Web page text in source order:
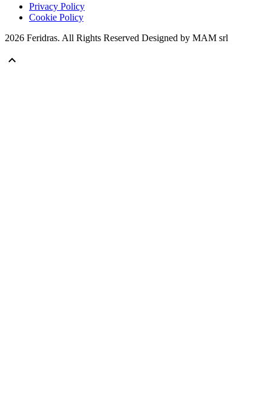
Privacy Policy
Cookie Policy
2026 Feridras. All Rights Reserved Designed by MAM srl
keyboard_arrow_up